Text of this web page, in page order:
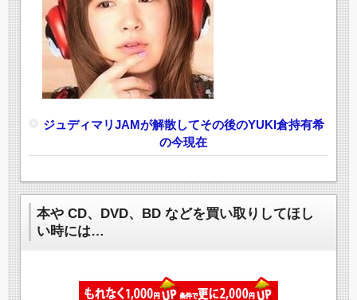
ジュディマリJAMが解散してその後のYUKI倉持有希
の今現在
本や CD、DVD、BD などを買い取りしてほし
い時には…